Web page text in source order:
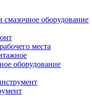
смазочное оборудование
места
оборудование